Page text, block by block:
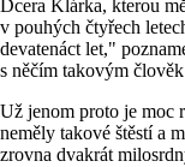
Dcera Klárka, kterou
v pouhých čtyřech
devatenáct let,"
s něčím takovým
Už jenom proto je moc
neměly takové štěstí a
zrovna dvakrát